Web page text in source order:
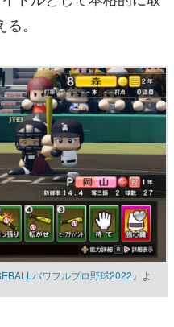
。
パワフルプロ野球2022』 よ